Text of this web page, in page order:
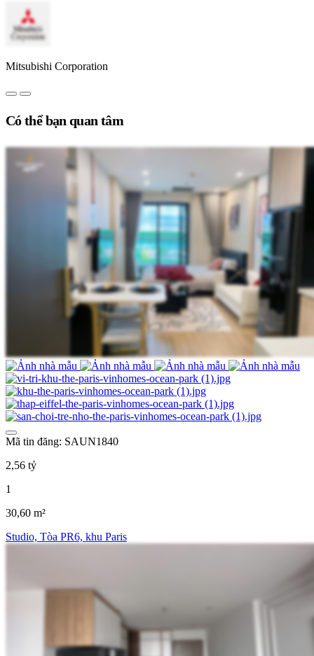
Mitsubishi Corporation
Có thể bạn quan tâm
Mã tin đăng: SAUN1840
2,56 tỷ
1
30,60 m²
Studio, Tòa PR6, khu Paris